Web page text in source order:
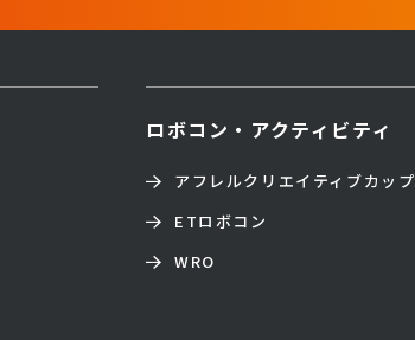
ロボコン・アクティビティ
アフレルクリエイティブカップ
ETロボコン
WRO